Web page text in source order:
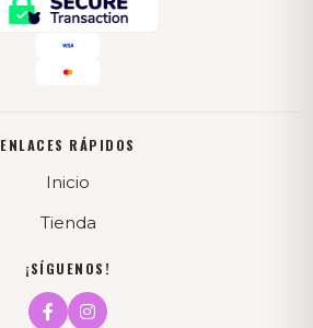
ENLACES RÁPIDOS
Inicio
Tienda
¡SÍGUENOS!